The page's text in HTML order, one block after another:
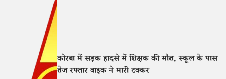
कोरबा में सड़क हादसे में शिक्षक की मौत, स्कूल के पास
तेज रफ्तार बाइक ने मारी टक्कर